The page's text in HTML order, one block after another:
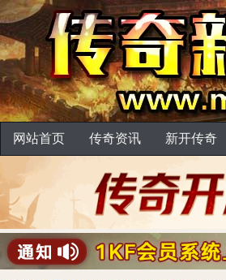
网站首页 传奇资讯 新开传奇